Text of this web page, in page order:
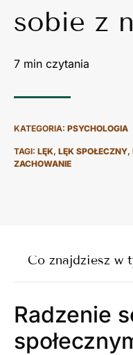
sobie z
KATEGORIA: PSYCHOLOGIA
TAGI: LĘK, LĘK SPOŁECZNY,
ZACHOWANIE
Co znajdziesz w
Radzenie